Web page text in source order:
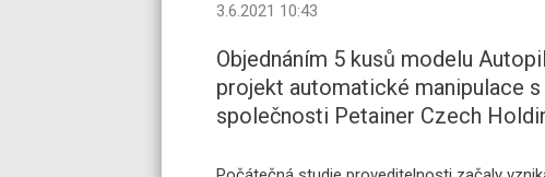
3.6.2021 10:43
Objednáním 5 kusů modelu
projekt automatické manipulace
společnosti Petainer Czech